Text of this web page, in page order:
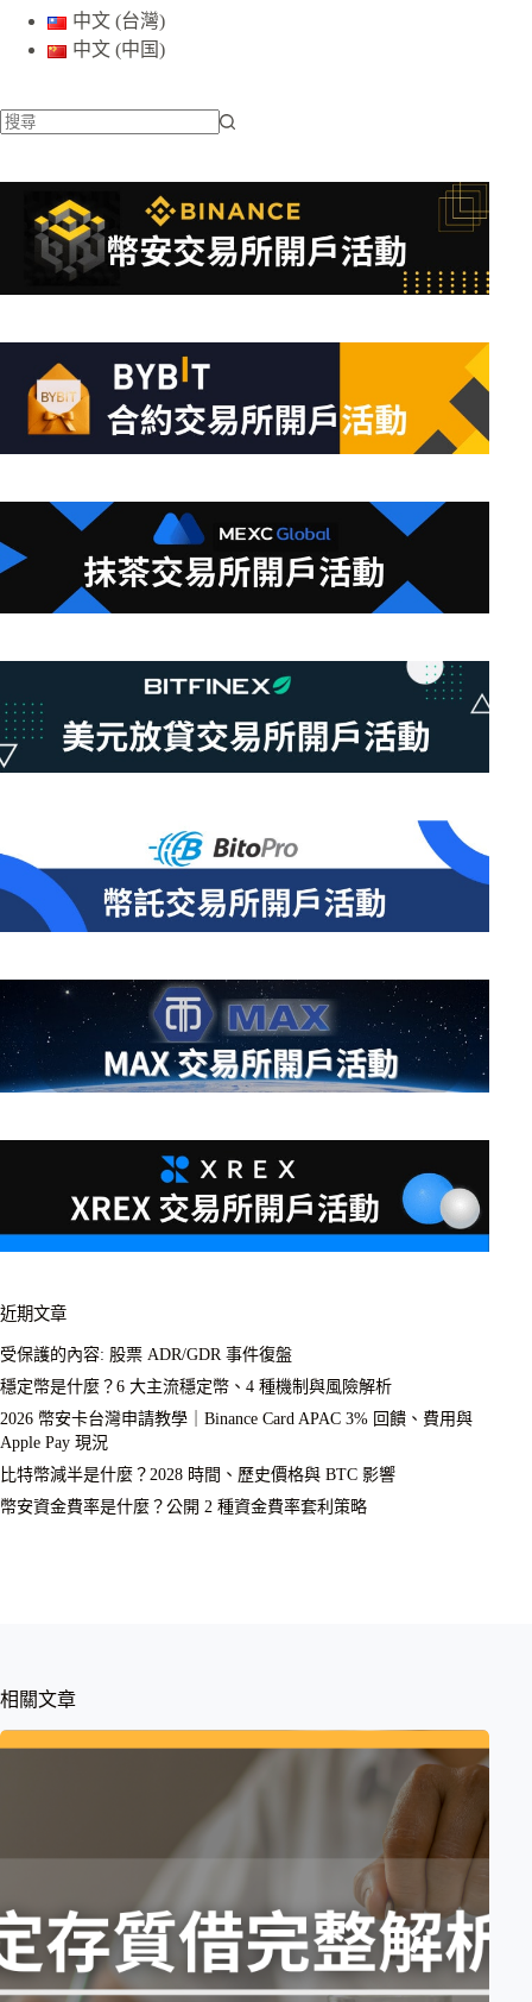
中文 (台灣)
中文 (中国)
不
條
的
近期文章
受保護的內容: 股票 ADR/GDR 事件復盤
穩定幣是什麼？6 大主流穩定幣、4 種機制與風險解析
2026 幣安卡台灣申請教學｜Binance Card APAC 3% 回饋、費用與
Apple Pay 現況
比特幣減半是什麼？2028 時間、歷史價格與 BTC 影響
幣安資金費率是什麼？公開 2 種資金費率套利策略
相關文章